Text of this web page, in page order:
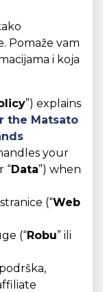
Pomaže vam
i koja
”) explains
the Matsato
your
“Data”) when
(“Web
(“Robu” ili